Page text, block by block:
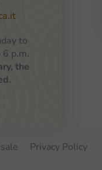
to
p.m.
the
Privacy Policy